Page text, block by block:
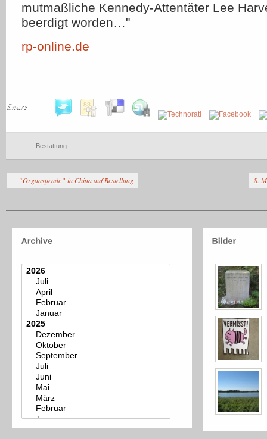
mutmaßliche Kennedy-Attentäter Lee
beerdigt worden…"
rp-online.de
Share
Bestattung
“Organspende” in China auf Bestellung 8.